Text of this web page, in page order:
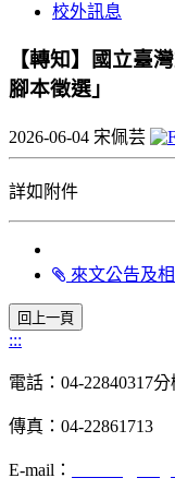
校外訊息
【轉知】國立臺
腳本徵選」
2026-06-04 宋佩芸
詳如附件
來文公告及
:::
電話：04-22840317
傳真：04-22861713
E-mail：